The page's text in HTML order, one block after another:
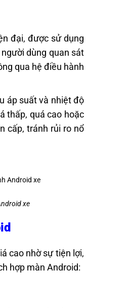
đại, được sử dụng
dùng quan sát
qua hệ điều hành
áp suất và nhiệt độ
thấp, quá cao hoặc
cấp, tránh rủi ro nổ
xe
cao nhờ sự tiện lợi,
hợp màn Android: